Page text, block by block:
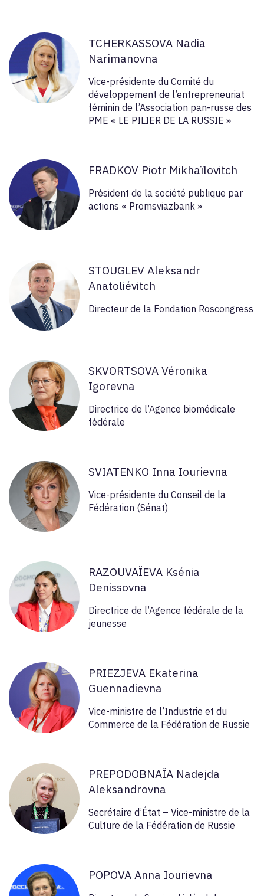
TCHERKASSOVA Nadia
Narimanovna
Vice-présidente du Comité du
développement de l’entrepreneuriat
féminin de l’Association pan-russe des
PME « LE PILIER DE LA RUSSIE »
FRADKOV Piotr Mikhaïlovitch
Président de la société publique par
actions « Promsviazbank »
STOUGLEV Aleksandr
Anatoliévitch
Directeur de la Fondation Roscongress
SKVORTSOVA Véronika
Igorevna
Directrice de l’Agence biomédicale
fédérale
SVIATENKO Inna Iourievna
Vice-présidente du Conseil de la
Fédération (Sénat)
RAZOUVAÏEVA Ksénia
Denissovna
Directrice de l’Agence fédérale de la
jeunesse
PRIEZJEVA Ekaterina
Guennadievna
Vice-ministre de l’Industrie et du
Commerce de la Fédération de Russie
PREPODOBNAÏA Nadejda
Aleksandrovna
Secrétaire d’État – Vice-ministre de la
Culture de la Fédération de Russie
POPOVA Anna Iourievna